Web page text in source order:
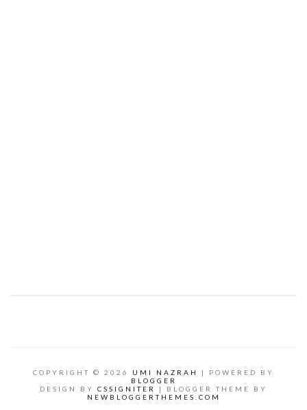
COPYRIGHT © 2026 UMI NAZRAH
| POWERED BY
BLOGGER
DESIGN BY CSSIGNITER
| BLOGGER THEME BY
NEWBLOGGERTHEMES.COM